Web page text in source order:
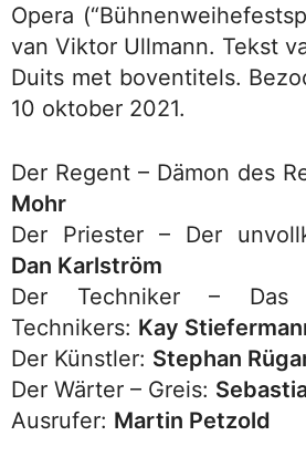
Opera
van Viktor Ullmann. Tekst
Duits met boventitels.
10 oktober 2021.
Der Regent – Dämon des
Mohr
Der Priester – Der
Dan Karlström
Der Techniker – Das
Technikers: Kay
Der Künstler: Stephan
Der Wärter – Greis:
Ausrufer: Martin Petzold